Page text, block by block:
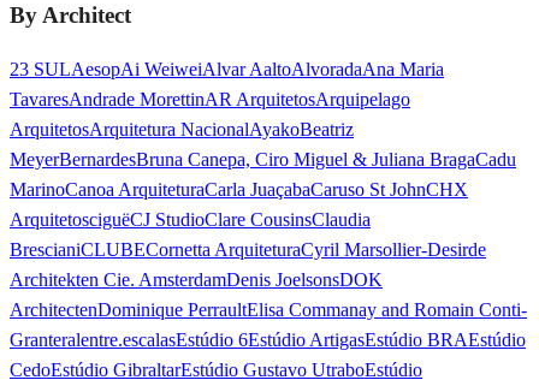
By Architect
23 SULAesopAi WeiweiAlvar AaltoAlvoradaAna Maria
TavaresAndrade MorettinAR ArquitetosArquipelago
ArquitetosArquitetura NacionalAyakoBeatriz
MeyerBernardesBruna Canepa, Ciro Miguel & Juliana BragaCadu
MarinoCanoa ArquiteturaCarla JuaçabaCaruso St JohnCHX
ArquitetosciguëCJ StudioClare CousinsClaudia
BrescianiCLUBECornetta ArquiteturaCyril Marsollier-Desirde
Architekten Cie. AmsterdamDenis JoelsonsDOK
ArchitectenDominique PerraultElisa Commanay and Romain Conti-
Granteralentre.escalasEstúdio 6Estúdio ArtigasEstúdio BRAEstúdio
CedoEstúdio GibraltarEstúdio Gustavo UtraboEstúdio